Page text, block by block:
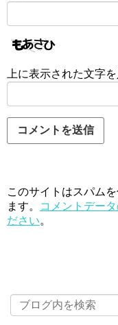
上に表示された文字
このサイトはスパム
ます。
コメントデー
ださい。